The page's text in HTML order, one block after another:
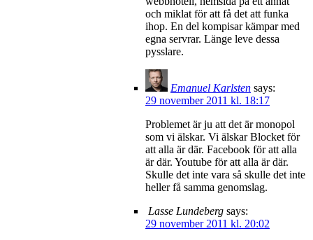
och miklat för att få det att funka
ihop. En del kompisar kämpar med
egna servrar. Länge leve dessa
pysslare.
Emanuel Karlsten says:
29 november 2011 kl. 18:17
Problemet är ju att det är monopol
som vi älskar. Vi älskar Blocket för
att alla är där. Facebook för att alla
är där. Youtube för att alla är där.
Skulle det inte vara så skulle det inte
heller få samma genomslag.
Lasse Lundeberg says:
29 november 2011 kl. 20:02